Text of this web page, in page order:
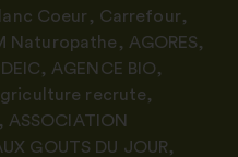
Coeur , Carrefour,
Naturopathe , AGORES,
, AGENCE BIO,
recrute,
, ASSOCIATION
GOUTS DU JOUR,